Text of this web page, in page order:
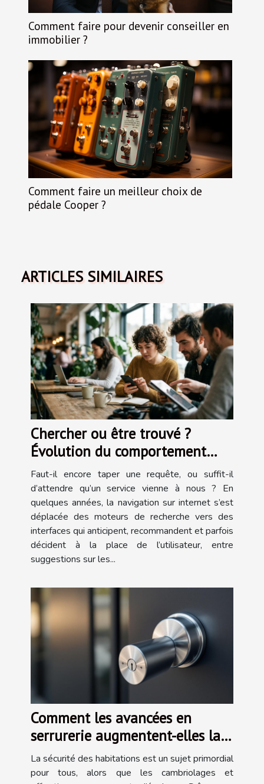
Comment faire pour devenir conseiller en
immobilier ?
Comment faire un meilleur choix de
pédale Cooper ?
ARTICLES SIMILAIRES
Chercher ou être trouvé ?
Évolution du comportement
utilisateur face aux services sur
internet
Faut-il encore taper une requête, ou suffit-il
d’attendre qu’un service vienne à nous ? En
quelques années, la navigation sur internet s’est
déplacée des moteurs de recherche vers des
interfaces qui anticipent, recommandent et parfois
décident à la place de l’utilisateur, entre
suggestions sur les...
Comment les avancées en
serrurerie augmentent-elles la
sécurité des habitations ?
La sécurité des habitations est un sujet primordial
pour tous, alors que les cambriolages et